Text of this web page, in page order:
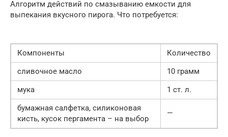
Алгоритм действий по смазыванию емкости для
выпекания вкусного пирога. Что потребуется:
Компоненты
Количество
сливочное масло
10 грамм
мука
1 ст. л.
бумажная салфетка, силиконовая
кисть, кусок пергамента – на выбор
—